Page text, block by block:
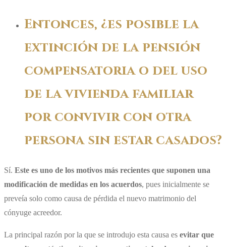
Entonces, ¿es posible la
extinción de la pensión
compensatoria o del uso
de la vivienda familiar
por convivir con otra
persona sin estar casados?
Sí. Este es uno de los motivos más recientes que suponen una
modificación de medidas en los acuerdos, pues inicialmente se
preveía solo como causa de pérdida el nuevo matrimonio del
cónyuge acreedor.
La principal razón por la que se introdujo esta causa es evitar que